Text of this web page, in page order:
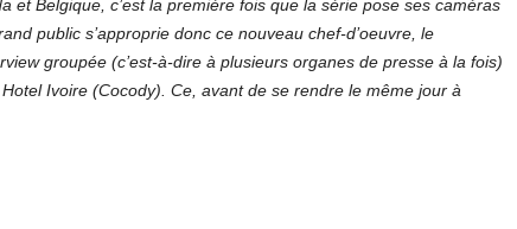
et Belgique, c’est la première fois que la série pose ses caméras
public s’approprie donc ce nouveau chef-d’oeuvre, le
groupée (c’est-à-dire à plusieurs organes de presse à la fois)
Ivoire (Cocody). Ce, avant de se rendre le même jour à